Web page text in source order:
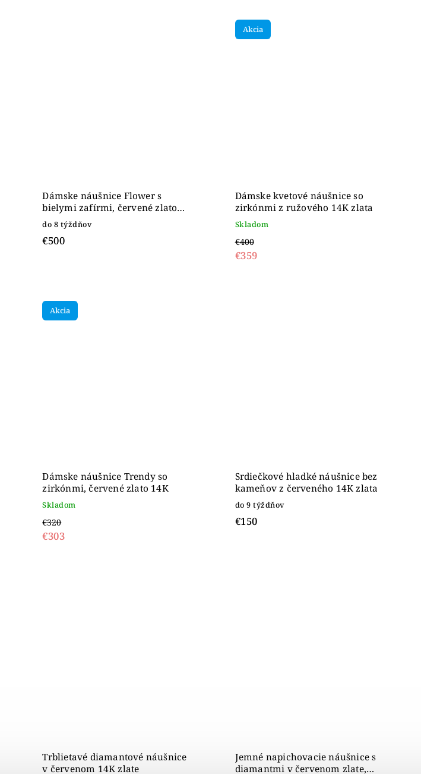
Dámske náušnice Flower s
bielymi zafírmi, červené zlato
14K
do 8 týždňov
€500
Akcia
Dámske kvetové náušnice so
zirkónmi z ružového 14K zlata
Skladom
€400
€359
Akcia
Dámske náušnice Trendy so
zirkónmi, červené zlato 14K
Skladom
€320
€303
Srdiečkové hladké náušnice bez
kameňov z červeného 14K zlata
do 9 týždňov
€150
Trblietavé diamantové náušnice
v červenom 14K zlate
Jemné napichovacie náušnice s
diamantmi v červenom zlate,